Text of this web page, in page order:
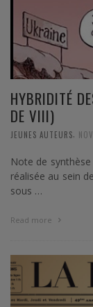
HYBRIDITÉ
DE VIII)
JEUNES AUTEURS
Note de
réalisée au sein
sous …
Read more